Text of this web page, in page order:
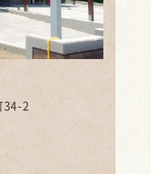
34-2